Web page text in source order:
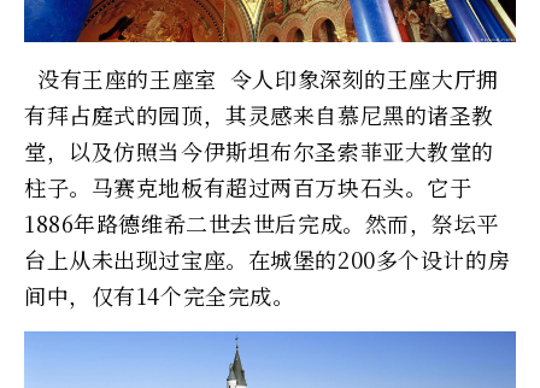
没有王座的王座室 令人印象深刻的王座大厅拥
有拜占庭式的园顶，其灵感来自慕尼黑的诸圣教
堂，以及仿照当今伊斯坦布尔圣索菲亚大教堂的
柱子。马赛克地板有超过两百万块石头。它于
1886年路德维希二世去世后完成。然而，祭坛平
台上从未出现过宝座。在城堡的200多个设计的房
间中，仅有14个完全完成。